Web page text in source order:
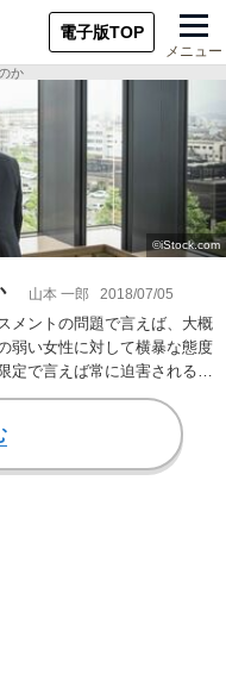
電子版TOP
メニュー
か
山本 一郎 2018/07/05
メントの問題で言えば、大概
弱い女性に対して横暴な態度
定で言えば常に迫害される立